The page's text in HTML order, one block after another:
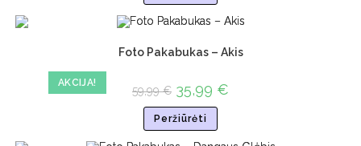
AKCIJA!
Foto Pakabukas – Akis
59,99€ 35,99 €
Peržiūrėti